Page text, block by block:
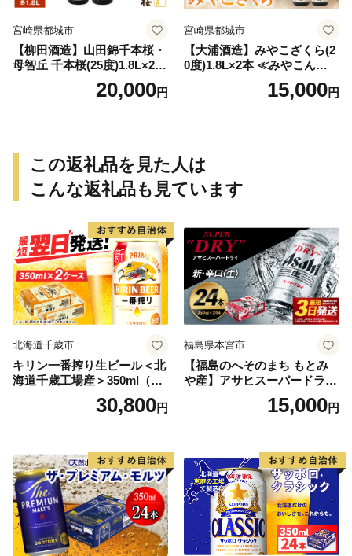
宮崎県都城市
【柳田酒造】山田錦千本桜・
母智丘 千本桜(25度)1.8L×2本
≪みやこんじょ特急便≫_AC
20,000円
宮崎県都城市
【大浦酒造】みやこざくら(2
0度)1.8L×2本 ≪みやこんじょ
特急便≫_MJ-077115,000円
この返礼品を見た人は
こんな返礼品も見ています
北海道千歳市
キリン一番搾り生ビール＜北
海道千歳工場産＞350ml（24
30,800円
福島県本宮市
【福島のへそのまち もとみ
や産】アサヒスーパードライ
350ml×24本 合計8.4L 1ケー
ス アルコール度数5% 缶ビー
口 送料無料 カメイ 本宮市
【07214-0206】
15,000円